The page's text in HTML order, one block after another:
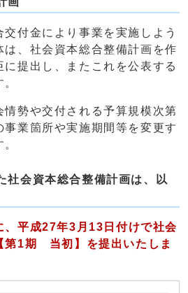
付金により事業を実施しよう
は、社会資本総合整備計画を作
に提出し、またこれを公表する
情勢や交付される予算規模次第
事業箇所や実施期間等を変更す
社会資本総合整備計画は、以
、平成27年3月13日付けで社会
第1期 当初】 を提出いたしま